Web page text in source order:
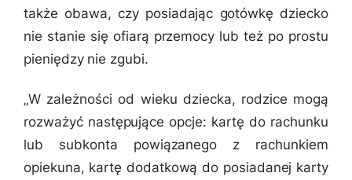
także obawa, czy posiadając gotówkę dziecko
nie stanie się ofiarą przemocy lub też po prostu
pieniędzy nie zgubi.
„W zależności od wieku dziecka, rodzice mogą
rozważyć następujące opcje: kartę do rachunku
lub subkonta powiązanego z rachunkiem
opiekuna, kartę dodatkową do posiadanej karty